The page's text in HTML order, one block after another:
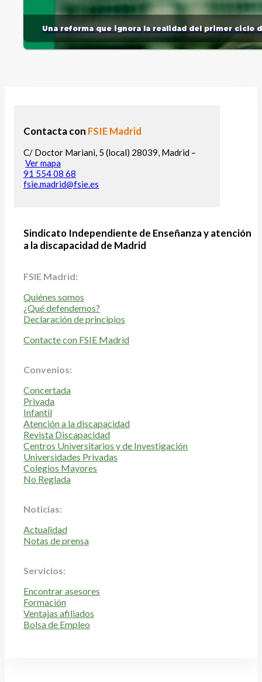
Una reforma que ignora la realidad del primer ciclo
Contacta con FSIE Madrid
C/ Doctor Mariani, 5 (local) 28039, Madrid –
Ver mapa
91 554 08 68
fsie.madrid@fsie.es
Sindicato Independiente de Enseñanza y atención
a la discapacidad de Madrid
FSIE Madrid:
Quiénes somos
¿Qué defendemos?
Declaración de principios
Contacte con FSIE Madrid
Convenios:
Concertada
Privada
Infantil
Atención a la discapacidad
Revista Discapacidad
Centros Universitarios y de Investigación
Universidades Privadas
Colegios Mayores
No Reglada
Noticias:
Actualidad
Notas de prensa
Servicios:
Encontrar asesores
Formación
Ventajas afiliados
Bolsa de Empleo